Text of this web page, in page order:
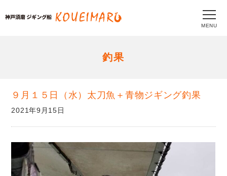
MENU
釣果
９月１５日（水）太刀魚＋青物ジギング釣果
2021年9月15日